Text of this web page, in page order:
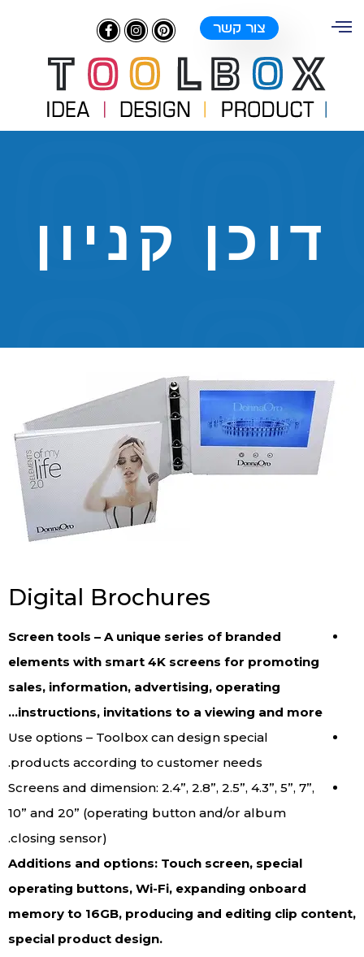
צור קשר
דוכן קניון
Digital Brochures
Screen tools – A unique series of branded
elements with smart 4K screens for promoting
sales, information, advertising, operating
instructions, invitations to a viewing and more…
Use options – Toolbox can design special
products according to customer needs.
Screens and dimension: 2.4”, 2.8”, 2.5”, 4.3”, 5”, 7”,
10” and 20” (operating button and/or album
closing sensor).
Additions and options: Touch screen, special
operating buttons, Wi-Fi, expanding onboard
memory to 16GB, producing and editing clip content,
special product design.